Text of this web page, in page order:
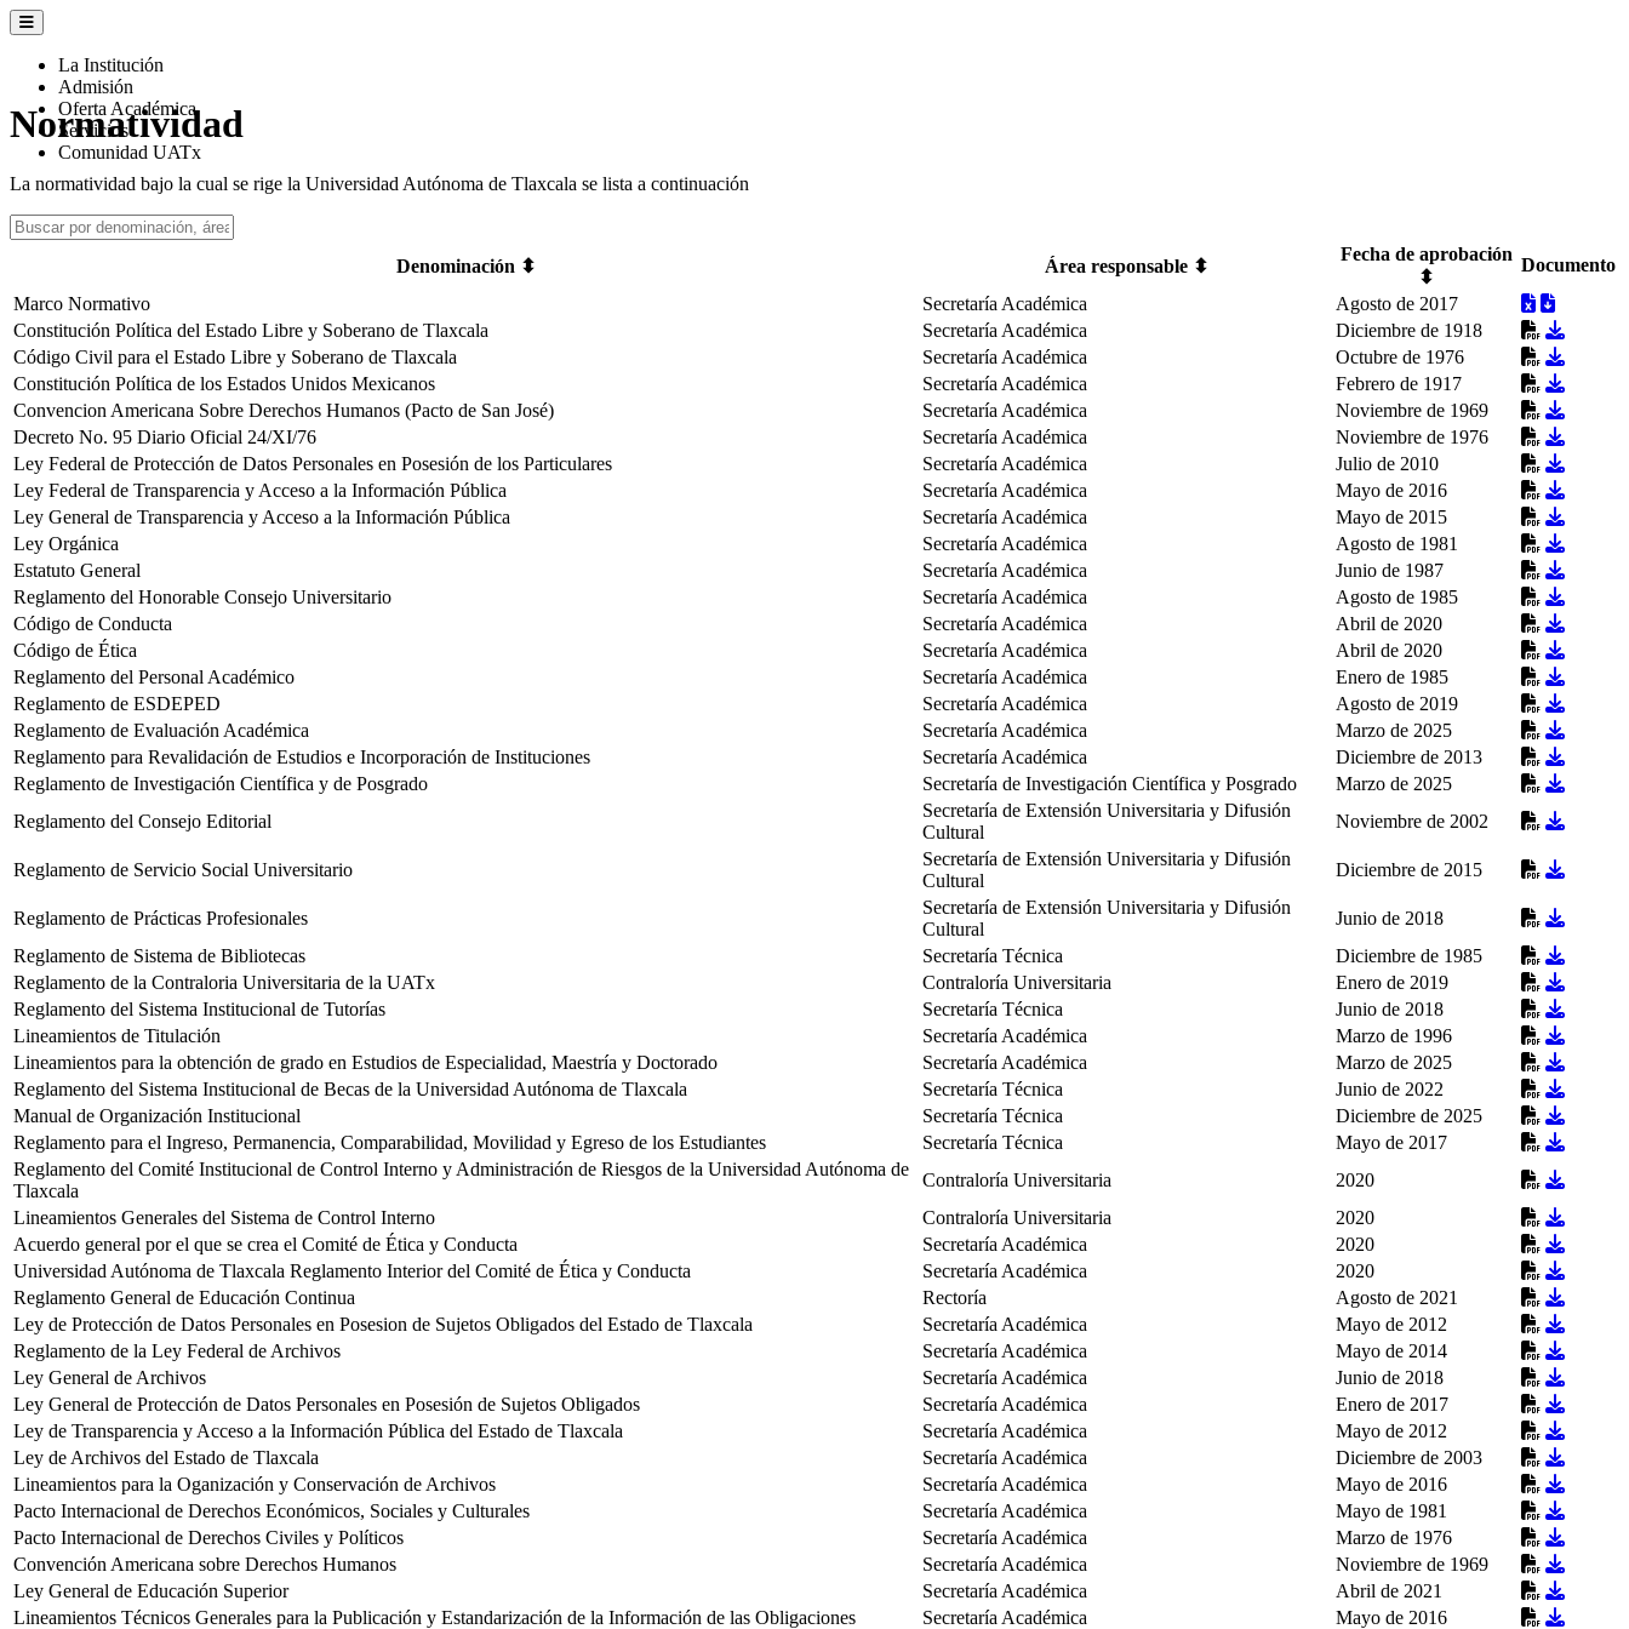
La Institución
Admisión
Oferta Académica
Servicios
Comunidad UATx
Normatividad
La normatividad bajo la cual se rige la Universidad Autónoma de Tlaxcala se lista a continuación
Denominación ⬍ Área responsable ⬍
Fecha de aprobación
⬍
Documento
Marco Normativo
Secretaría Académica
Agosto de 2017
Constitución Política del Estado Libre y Soberano de Tlaxcala
Secretaría Académica
Diciembre de 1918
Código Civil para el Estado Libre y Soberano de Tlaxcala
Secretaría Académica
Octubre de 1976
Constitución Política de los Estados Unidos Mexicanos
Secretaría Académica
Febrero de 1917
Convencion Americana Sobre Derechos Humanos (Pacto de San José)
Secretaría Académica
Noviembre de 1969
Decreto No. 95 Diario Oficial 24/XI/76
Secretaría Académica
Noviembre de 1976
Ley Federal de Protección de Datos Personales en Posesión de los Particulares
Secretaría Académica
Julio de 2010
Ley Federal de Transparencia y Acceso a la Información Pública
Secretaría Académica
Mayo de 2016
Ley General de Transparencia y Acceso a la Información Pública
Secretaría Académica
Mayo de 2015
Ley Orgánica
Secretaría Académica
Agosto de 1981
Estatuto General
Secretaría Académica
Junio de 1987
Reglamento del Honorable Consejo Universitario
Secretaría Académica
Agosto de 1985
Código de Conducta
Secretaría Académica
Abril de 2020
Código de Ética
Secretaría Académica
Abril de 2020
Reglamento del Personal Académico
Secretaría Académica
Enero de 1985
Reglamento de ESDEPED
Secretaría Académica
Agosto de 2019
Reglamento de Evaluación Académica
Secretaría Académica
Marzo de 2025
Reglamento para Revalidación de Estudios e Incorporación de Instituciones
Secretaría Académica
Diciembre de 2013
Reglamento de Investigación Científica y de Posgrado
Secretaría de Investigación Científica y Posgrado
Marzo de 2025
Reglamento del Consejo Editorial
Secretaría de Extensión Universitaria y Difusión
Cultural
Noviembre de 2002
Reglamento de Servicio Social Universitario
Secretaría de Extensión Universitaria y Difusión
Cultural
Diciembre de 2015
Reglamento de Prácticas Profesionales
Secretaría de Extensión Universitaria y Difusión
Cultural
Junio de 2018
Reglamento de Sistema de Bibliotecas
Secretaría Técnica
Diciembre de 1985
Reglamento de la Contraloria Universitaria de la UATx
Contraloría Universitaria
Enero de 2019
Reglamento del Sistema Institucional de Tutorías
Secretaría Técnica
Junio de 2018
Lineamientos de Titulación
Secretaría Académica
Marzo de 1996
Lineamientos para la obtención de grado en Estudios de Especialidad, Maestría y Doctorado
Secretaría Académica
Marzo de 2025
Reglamento del Sistema Institucional de Becas de la Universidad Autónoma de Tlaxcala
Secretaría Técnica
Junio de 2022
Manual de Organización Institucional
Secretaría Técnica
Diciembre de 2025
Reglamento para el Ingreso, Permanencia, Comparabilidad, Movilidad y Egreso de los Estudiantes
Secretaría Técnica
Mayo de 2017
Reglamento del Comité Institucional de Control Interno y Administración de Riesgos de la Universidad Autónoma de
Tlaxcala
Contraloría Universitaria
2020
Lineamientos Generales del Sistema de Control Interno
Contraloría Universitaria
2020
Acuerdo general por el que se crea el Comité de Ética y Conducta
Secretaría Académica
2020
Universidad Autónoma de Tlaxcala Reglamento Interior del Comité de Ética y Conducta
Secretaría Académica
2020
Reglamento General de Educación Continua
Rectoría
Agosto de 2021
Ley de Protección de Datos Personales en Posesion de Sujetos Obligados del Estado de Tlaxcala
Secretaría Académica
Mayo de 2012
Reglamento de la Ley Federal de Archivos
Secretaría Académica
Mayo de 2014
Ley General de Archivos
Secretaría Académica
Junio de 2018
Ley General de Protección de Datos Personales en Posesión de Sujetos Obligados
Secretaría Académica
Enero de 2017
Ley de Transparencia y Acceso a la Información Pública del Estado de Tlaxcala
Secretaría Académica
Mayo de 2012
Ley de Archivos del Estado de Tlaxcala
Secretaría Académica
Diciembre de 2003
Lineamientos para la Oganización y Conservación de Archivos
Secretaría Académica
Mayo de 2016
Pacto Internacional de Derechos Económicos, Sociales y Culturales
Secretaría Académica
Mayo de 1981
Pacto Internacional de Derechos Civiles y Políticos
Secretaría Académica
Marzo de 1976
Convención Americana sobre Derechos Humanos
Secretaría Académica
Noviembre de 1969
Ley General de Educación Superior
Secretaría Académica
Abril de 2021
Lineamientos Técnicos Generales para la Publicación y Estandarización de la Información de las Obligaciones
Secretaría Académica Mayo de 2016